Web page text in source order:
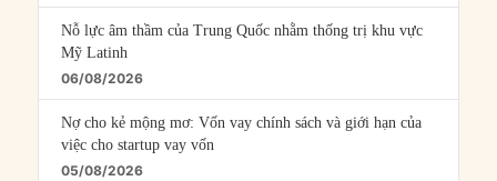
Nỗ lực âm thầm của Trung Quốc nhằm thống trị khu vực
Mỹ Latinh
06/08/2026
Nợ cho kẻ mộng mơ: Vốn vay chính sách và giới hạn của
việc cho startup vay vốn
05/08/2026